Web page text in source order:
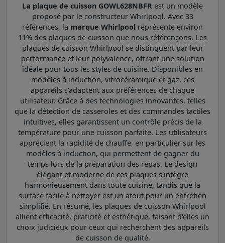
La plaque de cuisson GOWL628NBFR est un modèle
proposé par le constructeur Whirlpool. Avec 33
références, la marque Whirlpool réprésente environ
11% des plaques de cuisson que nous référençons. Les
plaques de cuisson Whirlpool se distinguent par leur
performance et leur polyvalence, offrant une solution
idéale pour tous les styles de cuisine. Disponibles en
modèles à induction, vitrocéramique et gaz, ces
appareils s'adaptent aux préférences de chaque
utilisateur. Grâce à des technologies innovantes, telles
que la détection de casseroles et des commandes tactiles
intuitives, elles garantissent un contrôle précis de la
température pour une cuisson parfaite. Les utilisateurs
apprécient la rapidité de chauffe, en particulier sur les
modèles à induction, qui permettent de gagner du
temps lors de la préparation des repas. Le design
élégant et moderne de ces plaques s'intègre
harmonieusement dans toute cuisine, tandis que la
surface facile à nettoyer est un atout pour un entretien
simplifié. En résumé, les plaques de cuisson Whirlpool
allient efficacité, praticité et esthétique, faisant d'elles un
choix judicieux pour ceux qui recherchent des appareils
de cuisson de qualité.